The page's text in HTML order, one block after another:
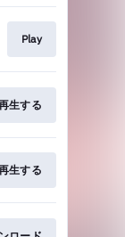
Play
生する
生する